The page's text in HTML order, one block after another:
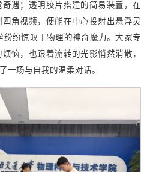
遇；透明胶片搭建的简易装置，在
角视频，便能在中心投射出悬浮灵
纷惊叹于物理的神奇魔力。大家专
恼，也跟着流转的光影悄然消散，
一场与自我的温柔对话。